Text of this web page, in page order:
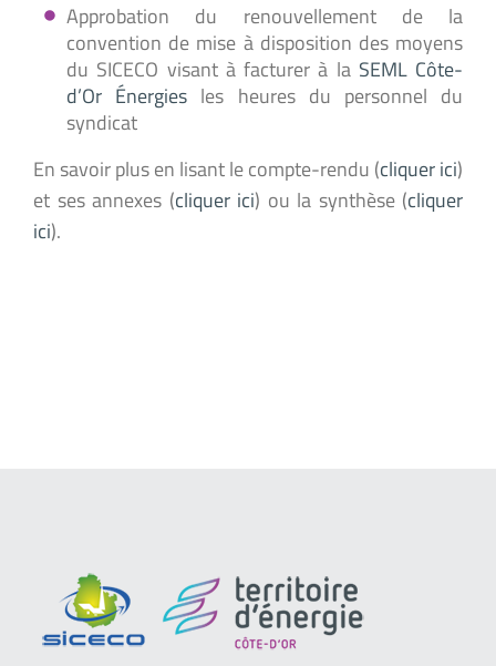
Approbation du renouvellement de la
convention de mise à disposition des moyens
du SICECO visant à facturer à la SEML Côte-
d’Or Énergies les heures du personnel du
syndicat
En savoir plus en lisant le compte-rendu (cliquer ici)
et ses annexes (cliquer ici) ou la synthèse (cliquer
ici).